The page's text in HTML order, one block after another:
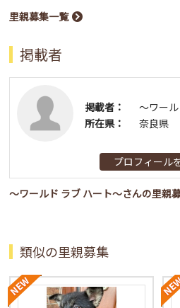
里親募集一覧
掲載者
掲載者：
〜ワー
所在県：
奈良県
プロフィール
〜ワールド ラブ ハート〜さんの里親
類似の里親募集